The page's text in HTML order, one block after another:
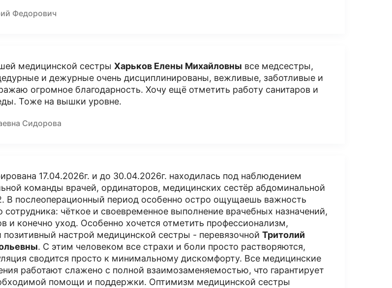
Федорович
медицинской сестры Харьков Елены Михайловны все медсестры,
и дежурные очень дисциплинированы, вежливые, заботливые и
огромное благодарность. Хочу ещё отметить работу санитаров и
Тоже на вышки уровне.
Сидорова
17.04.2026г. и до 30.04.2026г. находилась под наблюдением
команды врачей, ординаторов, медицинских сестёр абдоминальной
В послеоперационный период особенно остро ощущаешь важность
сотрудника: чёткое и своевременное выполнение врачебных назначений,
и конечно уход. Особенно хочется отметить профессионализм,
позитивный настрой медицинской сестры - перевязочной Тритолий
. С этим человеком все страхи и боли просто растворяются,
сводится просто к минимальному дискомфорту. Все медицинские
работают слажено с полной взаимозаменяемостью, что гарантирует
помощи и поддержки. Оптимизм медицинской сестры